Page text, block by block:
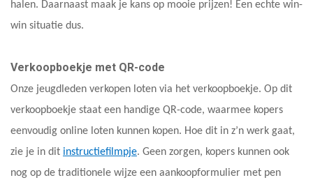
halen. Daarnaast maak je kans op mooie prijzen! Een echte win-
win situatie dus.
Verkoopboekje met QR-code
Onze jeugdleden verkopen loten via het verkoopboekje. Op dit
verkoopboekje staat een handige QR-code, waarmee kopers
eenvoudig online loten kunnen kopen. Hoe dit in z’n werk gaat,
zie je in dit instructiefilmpje. Geen zorgen, kopers kunnen ook
nog op de traditionele wijze een aankoopformulier met pen